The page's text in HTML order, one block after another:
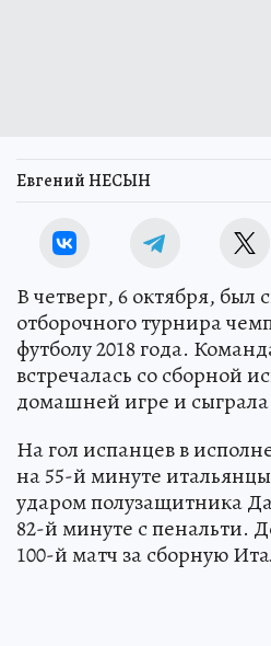
Евгений НЕСЫН
В четверг, 6 октября, был
отборочного турнира
футболу 2018 года.
встречалась со сборной
домашней игре и
На гол испанцев в
на 55-й минуте
ударом полузащитника
82-й минуте с пенальти.
100-й матч за сборную